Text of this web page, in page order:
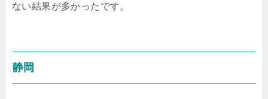
ない結果が多かったです。
静岡